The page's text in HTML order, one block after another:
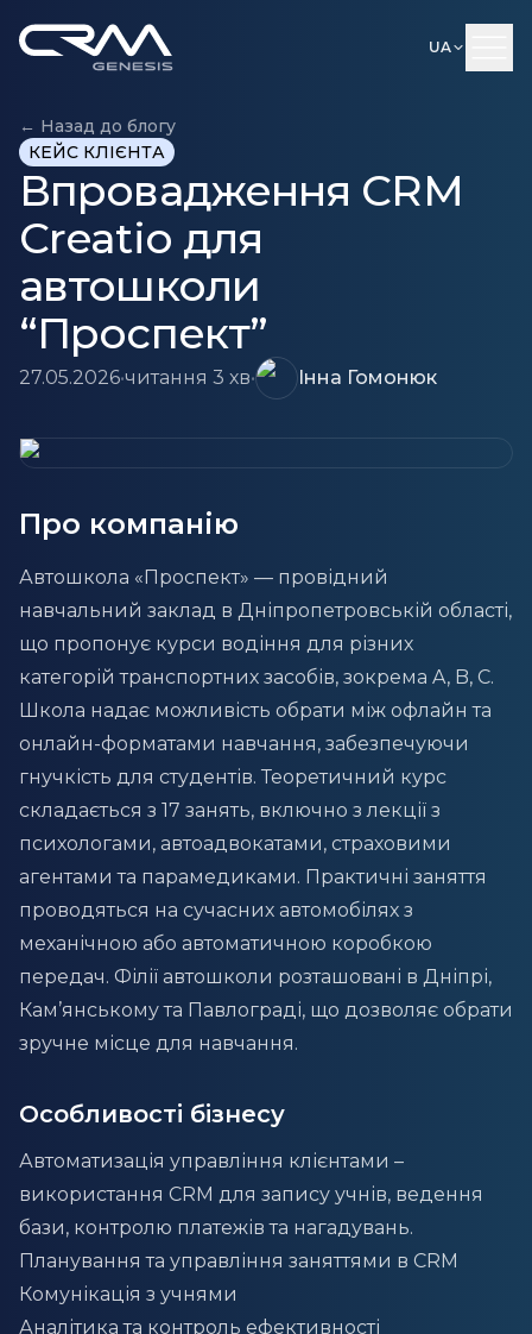
UA
← Назад до блогу
КЕЙС КЛІЄНТА
Впровадження CRM
Creatio для
автошколи
“Проспект”
27.05.2026•читання 3 хв• Інна Гомонюк
Про компанію
Автошкола «Проспект» — провідний
навчальний заклад в Дніпропетровській області,
що пропонує курси водіння для різних
категорій транспортних засобів, зокрема A, B, C.
Школа надає можливість обрати між офлайн та
онлайн-форматами навчання, забезпечуючи
гнучкість для студентів. Теоретичний курс
складається з 17 занять, включно з лекції з
психологами, автоадвокатами, страховими
агентами та парамедиками. Практичні заняття
проводяться на сучасних автомобілях з
механічною або автоматичною коробкою
передач. Філії автошколи розташовані в Дніпрі,
Кам’янському та Павлограді, що дозволяє обрати
зручне місце для навчання.
Особливості бізнесу
Автоматизація управління клієнтами –
використання CRM для запису учнів, ведення
бази, контролю платежів та нагадувань.
Планування та управління заняттями в CRM
Комунікація з учнями
Аналітика та контроль ефективності